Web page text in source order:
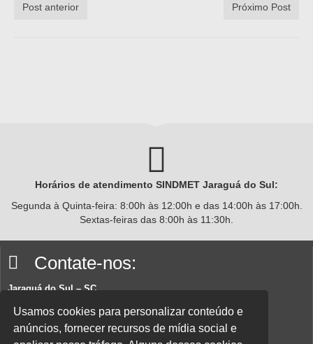
Post anterior Próximo Post
Horários de atendimento SINDMET Jaraguá do Sul:
Segunda à Quinta-feira: 8:00h às 12:00h e das 14:00h às 17:00h.
Sextas-feiras das 8:00h às 11:30h.
Contate-nos:
Jaraguá do Sul – SC
Rua João Planincheck, 157, Nova Brasília – CEP 89252-220.
E-mail:sindicatom@metalurgicosjaragua.com.br
Usamos cookies para personalizar conteúdo e
anúncios, fornecer recursos de mídia social e